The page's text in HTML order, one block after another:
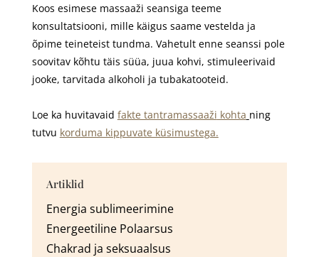
Koos esimese massaaži seansiga teeme
konsultatsiooni, mille käigus saame vestelda ja
õpime teineteist tundma. Vahetult enne seanssi pole
soovitav kõhtu täis süüa, juua kohvi, stimuleerivaid
jooke, tarvitada alkoholi ja tubakatooteid.
Loe ka huvitavaid fakte tantramassaaži kohta ning
tutvu korduma kippuvate küsimustega.
Artiklid
Energia sublimeerimine
Energeetiline Polaarsus
Chakrad ja seksuaalsus